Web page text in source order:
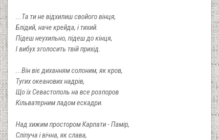
...Та ти не відхилиш свойого вінця,
Блідий, наче крейда, і тихий.
Підеш неухильно, підеш до кінця,
І вибух зголосить твій прихід.
...Він віє диханням солоним, як кров,
Тугих океанових надрів,
Що їх Севастополь на все розпоров
Кільватерним ладом ескадри.
Над хижим простором Карпати - Памір,
Сліпуча і вічна, як слава,